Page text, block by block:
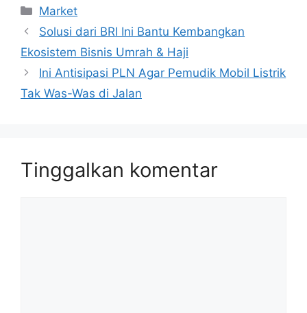
Kategori
Market
Solusi dari BRI Ini Bantu Kembangkan
Ekosistem Bisnis Umrah & Haji
Ini Antisipasi PLN Agar Pemudik Mobil Listrik
Tak Was-Was di Jalan
Tinggalkan komentar